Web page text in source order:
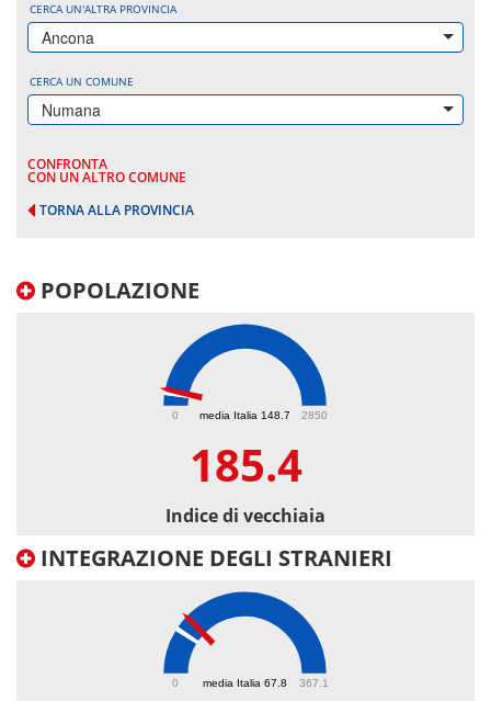
CERCA UN'ALTRA PROVINCIA
Ancona
CERCA UN COMUNE
Numana
CONFRONTA
CON UN ALTRO COMUNE
TORNA ALLA PROVINCIA
POPOLAZIONE
media Italia 148.7
0 2850
185.4
Indice di vecchiaia
INTEGRAZIONE DEGLI STRANIERI
media Italia 67.8
0 367.1